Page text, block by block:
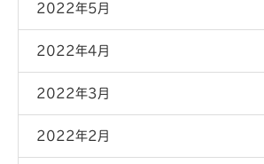
2022年5月
2022年4月
2022年3月
2022年2月